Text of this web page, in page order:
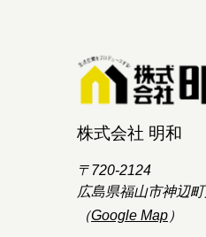
株式会社 明和
〒720-2124
広島県福山市神辺
（Google Map ）